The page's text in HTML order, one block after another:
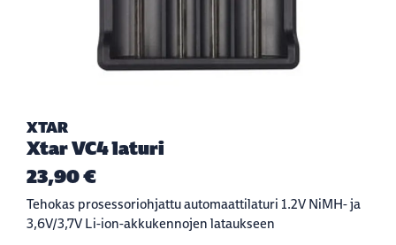
XTAR
Xtar VC4 laturi
23,90 €
Tehokas prosessoriohjattu automaattilaturi 1.2V NiMH- ja
3,6V/3,7V Li-ion-akkukennojen lataukseen